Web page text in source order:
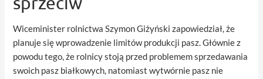
Wiceminister rolnictwa Szymon Giżyński zapowiedział, że
planuje się wprowadzenie limitów produkcji pasz. Głównie z
powodu tego, że rolnicy stoją przed problemem sprzedawania
swoich pasz białkowych, natomiast wytwórnie pasz nie